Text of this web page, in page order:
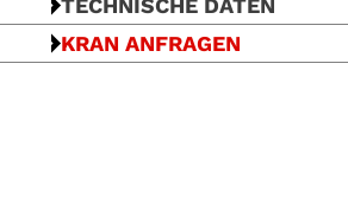
TECHNISCHE DATEN
KRAN ANFRAGEN